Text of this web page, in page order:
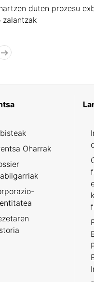
duten prozesu
zalantzak
Oharrak